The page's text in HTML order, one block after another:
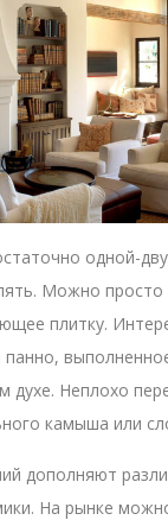
одной-
Можно просто
плитку.
панно,
духе. Неплохо
камыша или
дополняют
На рынке